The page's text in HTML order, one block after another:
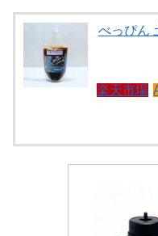
べっぴん
楽天市場